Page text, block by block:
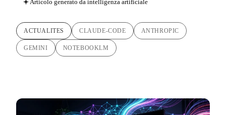
Articolo generato da intelligenza artificiale
ACTUALITES CLAUDE-CODE ANTHROPIC
GEMINI NOTEBOOKLM